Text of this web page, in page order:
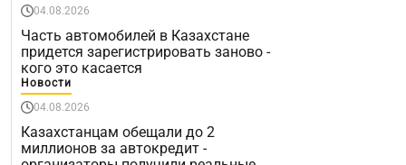
04.08.2026
Часть автомобилей в Казахстане
придется зарегистрировать заново -
кого это касается
Новости
04.08.2026
Казахстанцам обещали до 2
миллионов за автокредит -